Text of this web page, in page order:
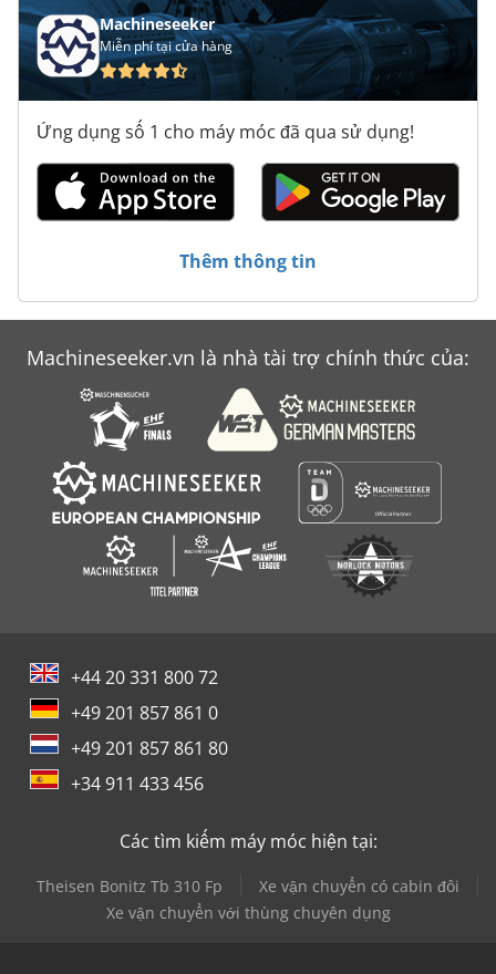
Máy Tiện Nc
Máy Tiện Ngang
Máy Tiện Tự Động
Máy Tiện Tự Động Cnc
Máy Tiện Đầu
Machineseeker
Miễn phí tại cửa hàng
Ứng dụng số 1 cho máy móc đã qua sử dụng!
Thêm thông tin
Machineseeker.vn là nhà tài trợ chính thức của:
+44 20 331 800 72
+49 201 857 861 0
+49 201 857 861 80
+34 911 433 456
Các tìm kiếm máy móc hiện tại:
Theisen Bonitz Tb 310 Fp
Xe vận chuyển có cabin đôi
Xe vận chuyển với thùng chuyên dụng